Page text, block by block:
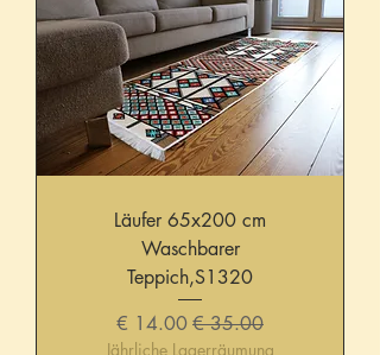
Läufer 65x200 cm
Waschbarer
Teppich,S1320
سعر عاديسعر البيع
Jährliche Lagerräumung